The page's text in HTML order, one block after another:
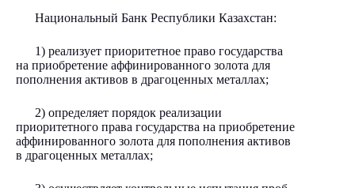
Национальный Банк Республики Казахстан:
1) реализует приоритетное право государства
на приобретение аффинированного золота для
пополнения активов в драгоценных металлах;
2) определяет порядок реализации
приоритетного права государства на приобретение
аффинированного золота для пополнения активов
в драгоценных металлах;